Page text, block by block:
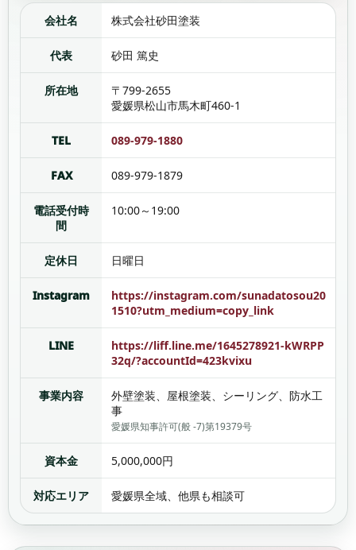
会社名 株式会社砂田塗装
代表 砂田 篤史
所在地
〒799-2655
愛媛県松山市馬木町460-1
TEL 089-979-1880
FAX 089-979-1879
電話受付時
間
10:00～19:00
定休日 日曜日
Instagram
https://instagram.com/sunadatosou20
1510?utm_medium=copy_link
LINE
https://liff.line.me/1645278921-kWRPP
32q/?accountId=423kvixu
事業内容
外壁塗装、屋根塗装、シーリング、防水工
事
愛媛県知事許可(般 -7)第19379号
資本金 5,000,000円
対応エリア 愛媛県全域、他県も相談可